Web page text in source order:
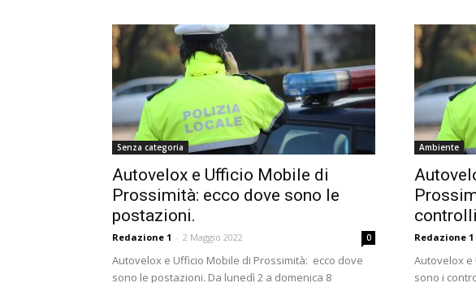
Senza categoria
Autovelox e Ufficio Mobile di
Prossimità: ecco dove sono le
postazioni.
Redazione 1 - 2 Maggio 2022 0
Autovelox e Ufficio Mobile di Prossimità: ecco dove
sono le postazioni. Da lunedì 2 a domenica 8
Ambiente
Redazione 1
Autovelox e
sono i